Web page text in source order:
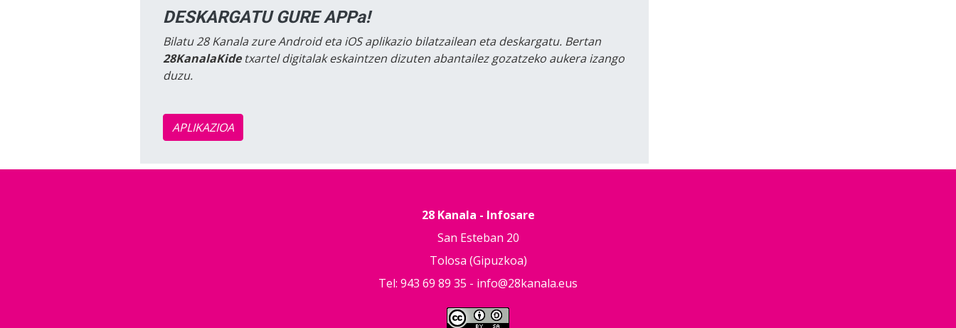
DESKARGATU GURE APPa!
Bilatu 28 Kanala zure Android eta iOS aplikazio bilatzailean eta deskargatu. Bertan
28KanalaKidetxartel digitalak eskaintzen dizuten abantailez gozatzeko aukera izango
duzu.
APLIKAZIOA
28 Kanala - Infosare
San Esteban 20
Tolosa (Gipuzkoa)
Tel: 943 69 89 35 - info@28kanala.eus